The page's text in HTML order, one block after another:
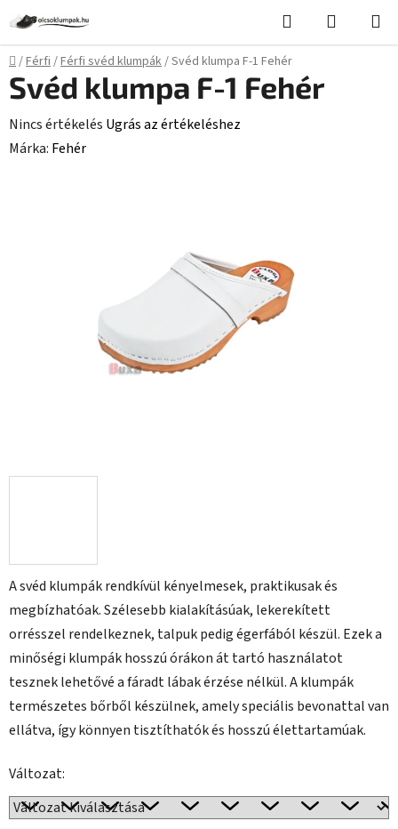
fő
tartalomhoz
Keresés KOSÁR
Kezdőlap
/Férfi/Férfi svéd klumpák/Svéd klumpa F-1 Fehér
A svéd klumpák rendkívül kényelmesek, praktikusak és
megbízhatóak. Szélesebb kialakításúak, lekerekített
orrésszel rendelkeznek, talpuk pedig égerfából készül. Ezek a
minőségi klumpák hosszú órákon át tartó használatot
tesznek lehetővé a fáradt lábak érzése nélkül. A klumpák
természetes bőrből készülnek, amely speciális bevonattal van
ellátva, így könnyen tisztíthatók és hosszú élettartamúak.
Változat:
Svéd klumpa F-1 Fehér
A
termék
Nincs értékelés Ugrás az értékeléshez
Márka: Fehér